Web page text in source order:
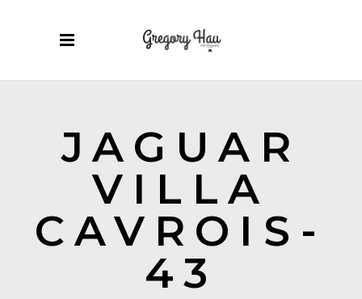
JAGUAR
VILLA
CAVROIS-
43